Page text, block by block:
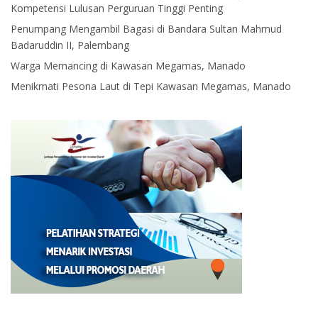
Kompetensi Lulusan Perguruan Tinggi Penting
Penumpang Mengambil Bagasi di Bandara Sultan Mahmud
Badaruddin II, Palembang
Warga Memancing di Kawasan Megamas, Manado
Menikmati Pesona Laut di Tepi Kawasan Megamas, Manado